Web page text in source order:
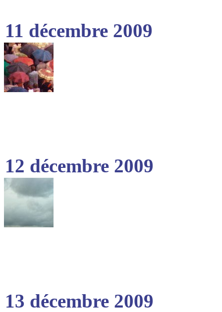
11 décembre 2009
12 décembre 2009
13 décembre 2009